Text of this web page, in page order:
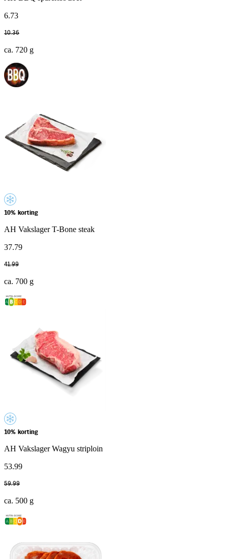
6.73
10.36
ca. 720 g
10% korting
AH Vakslager T-Bone steak
37.79
41.99
ca. 700 g
10% korting
AH Vakslager Wagyu striploin
53.99
59.99
ca. 500 g